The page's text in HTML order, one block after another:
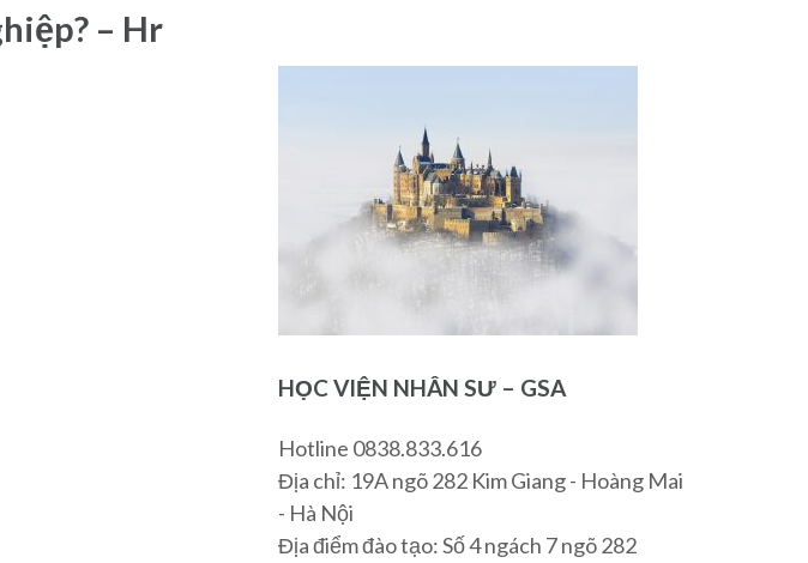
– Hr
HỌC VIỆN NHÂN SƯ – GSA
Hotline 0838.833.616
Địa chỉ: 19A ngõ 282 Kim Giang - Hoàng Mai
- Hà Nội
Địa điểm đào tạo: Số 4 ngách 7 ngõ 282